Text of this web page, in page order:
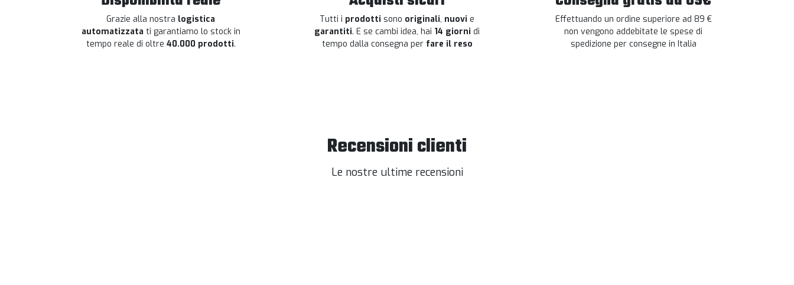
Grazie alla nostra logistica
automatizzata ti garantiamo lo stock in
tempo reale di oltre 40.000 prodotti.
Tutti i prodotti sono originali, nuovi e
garantiti. E se cambi idea, hai 14 giorni di
tempo dalla consegna per fare il reso
Effettuando un ordine superiore ad 89 €
non vengono addebitate le spese di
spedizione per consegne in Italia
Recensioni clienti
Le nostre ultime recensioni